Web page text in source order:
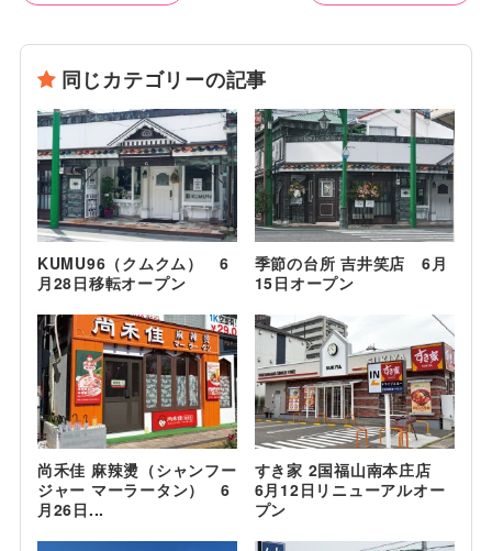
同じカテゴリーの記事
KUMU96（クムクム） 6
月28日移転オープン
季節の台所 吉井笑店 6月
15日オープン
尚禾佳 麻辣燙（シャンフー
ジャー マーラータン） 6
月26日...
すき家 2国福山南本庄店
6月12日リニューアルオー
プン